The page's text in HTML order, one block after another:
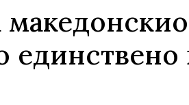
единствено